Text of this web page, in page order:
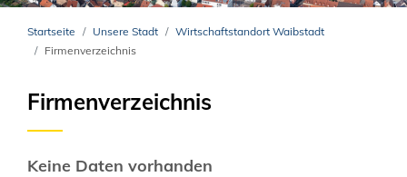
Startseite Unsere Stadt
Wirtschaftstandort Waibstadt
Firmenverzeichnis
Firmenverzeichnis
Keine Daten vorhanden